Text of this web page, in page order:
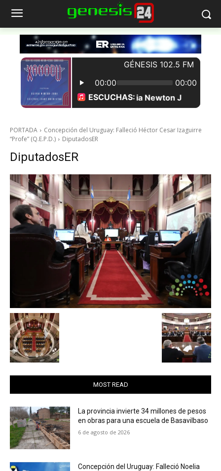
PORTADA
Concepción del Uruguay: Falleció Héctor Cesar Izaguirre
“Profe” (Q.E.P.D.)
DiputadosER
DiputadosER
MOST READ
La provincia invierte 34 millones de pesos
en obras para una escuela de Basavilbaso
6 de agosto de 2026
Concepción del Uruguay: Falleció Noelia